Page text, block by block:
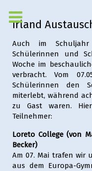
Irland
Auch im Schuljahr
Schülerinnen und
Woche im
verbracht. Vom
Schülerinnen den
miterlebt, während
zu Gast waren.
Teilnehmer:
Loreto College (von
Becker)
Am 07. Mai trafen wir
aus dem Europa-